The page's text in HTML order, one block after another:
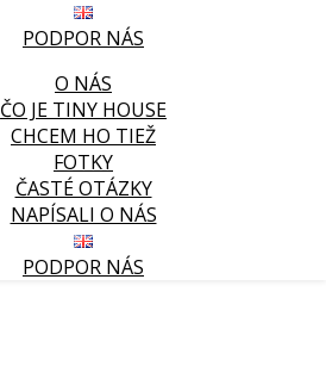
PODPOR NÁS
O NÁS
ČO JE TINY HOUSE
CHCEM HO TIEŽ
FOTKY
ČASTÉ OTÁZKY
NAPÍSALI O NÁS
PODPOR NÁS